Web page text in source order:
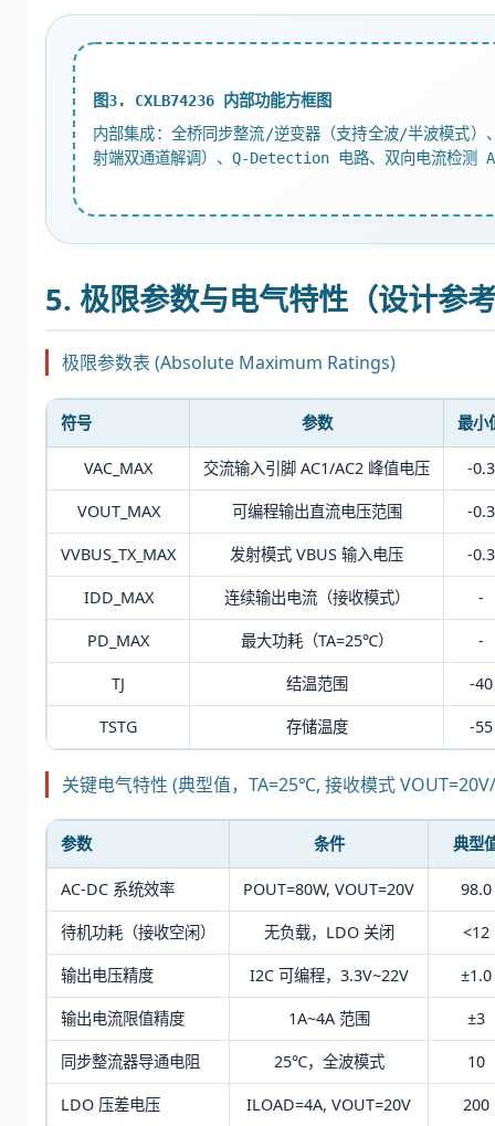
图3. CXLB74236 内部功能方框图
内部集成：全桥同步整流/逆变器（支持全波/半波模式）
射端双通道解调）、Q-Detection 电路、双向电流检测
5. 极限参数与电气特性（设计参
极限参数表 (Absolute Maximum Ratings)
符号 参数 最小
VAC_MAX 交流输入引脚 AC1/AC2 峰值电压 -0.3
VOUT_MAX 可编程输出直流电压范围 -0.3
VVBUS_TX_MAX 发射模式 VBUS 输入电压 -0.3
IDD_MAX 连续输出电流（接收模式） -
PD_MAX 最大功耗（TA=25℃） -
TJ 结温范围 -40
TSTG 存储温度 -55
关键电气特性 (典型值，TA=25℃, 接收模式
参数 条件 典型
AC-DC 系统效率 POUT=80W, VOUT=20V 98.0
待机功耗（接收空闲） 无负载，LDO 关闭 <12
输出电压精度 I2C 可编程，3.3V~22V ±1.0
输出电流限值精度 1A~4A 范围 ±3
同步整流器导通电阻 25℃，全波模式 10
LDO 压差电压 ILOAD=4A, VOUT=20V 200